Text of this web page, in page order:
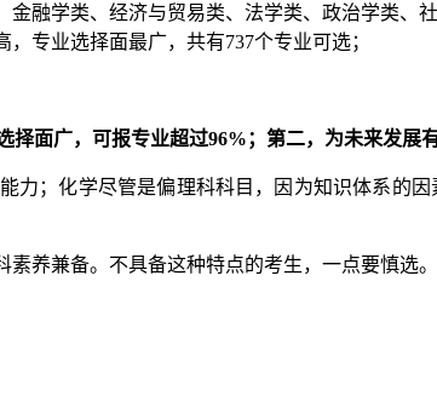
融学类、经济与贸易类、法学类、政治学类、
专业选择面最广，共有737个专业可选；
面广，可报专业超过96%；第二，为未来发展
力；化学尽管是偏理科科目，因为知识体系的
养兼备。不具备这种特点的考生，一点要慎选。